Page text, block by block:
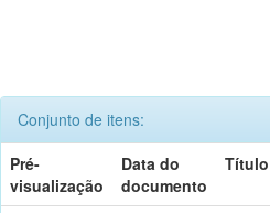
Conjunto de itens:
Pré-
visualização
Data do
documento
Título